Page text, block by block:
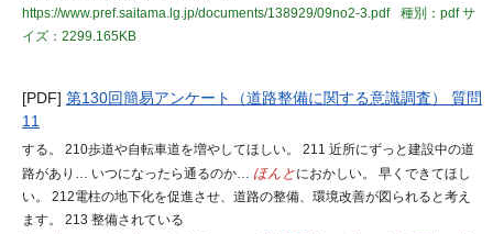
https://www.pref.saitama.lg.jp/documents/138929/09no2-3.pdf
種別：pdfサ
イズ：2299.165KB
[PDF] 第130回簡易アンケート（道路整備に関する意識調査） 質問
11
する。 210歩道や自転車道を増やしてほしい。 211 近所にずっと建設中の道
路があり… いつになったら通るのか… ほんとにおかしい。 早くできてほし
い。 212電柱の地下化を促進させ、道路の整備、環境改善が図られると考え
ます。 213 整備されている